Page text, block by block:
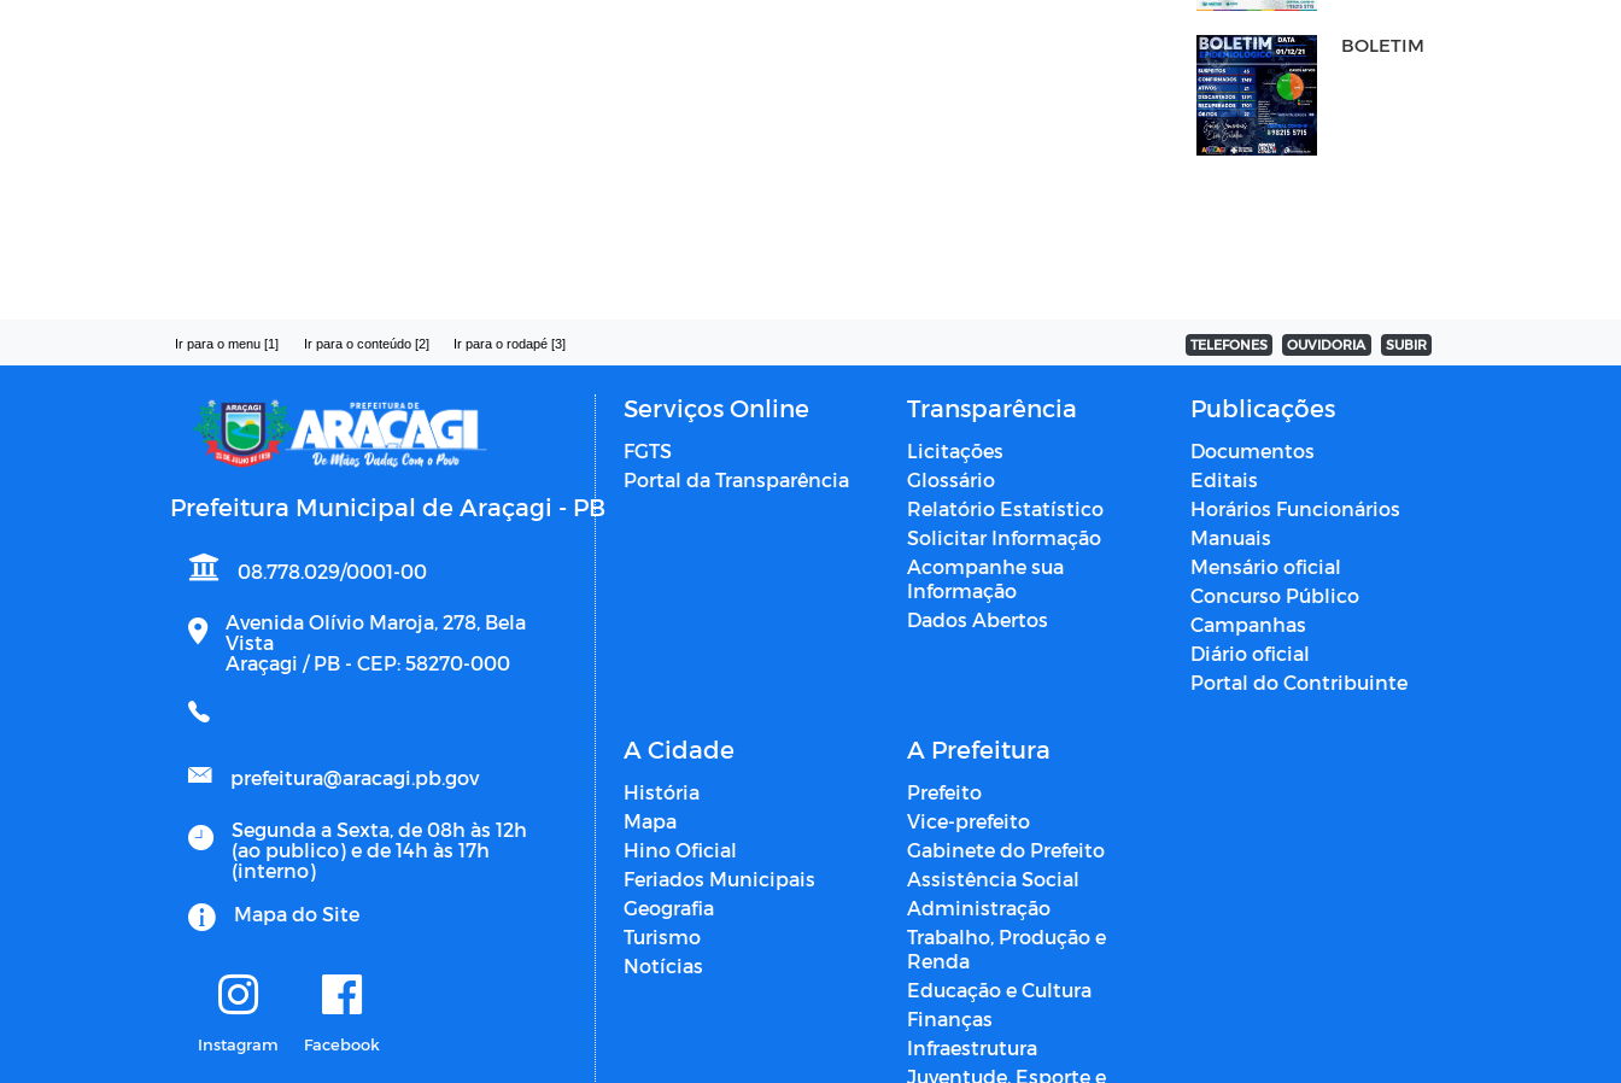
BOLETIM
Ir para o menu [1] Ir para o conteúdo [2] Ir para o rodapé [3] TELEFONES OUVIDORIA SUBIR
Prefeitura Municipal de Araçagi - PB
08.778.029/0001-00
Avenida Olívio Maroja, 278, Bela
Vista
Araçagi / PB - CEP: 58270-000
prefeitura@aracagi.pb.gov
Segunda a Sexta, de 08h às 12h
(ao publico) e de 14h às 17h
(interno)
Mapa do Site
Instagram Facebook
Serviços Online
FGTS
Portal da Transparência
Transparência
Licitações
Glossário
Relatório Estatístico
Solicitar Informação
Acompanhe sua
Informação
Dados Abertos
Publicações
Documentos
Editais
Horários Funcionários
Manuais
Mensário oficial
Concurso Público
Campanhas
Diário oficial
Portal do Contribuinte
A Cidade
História
Mapa
Hino Oficial
Feriados Municipais
Geografia
Turismo
Notícias
A Prefeitura
Prefeito
Vice-prefeito
Gabinete do Prefeito
Assistência Social
Administração
Trabalho, Produção e
Renda
Educação e Cultura
Finanças
Infraestrutura
Juventude, Esporte e